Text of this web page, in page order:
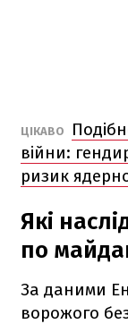
ЦІКАВО
війни:
ризик
Які
по
За даними
ворожого